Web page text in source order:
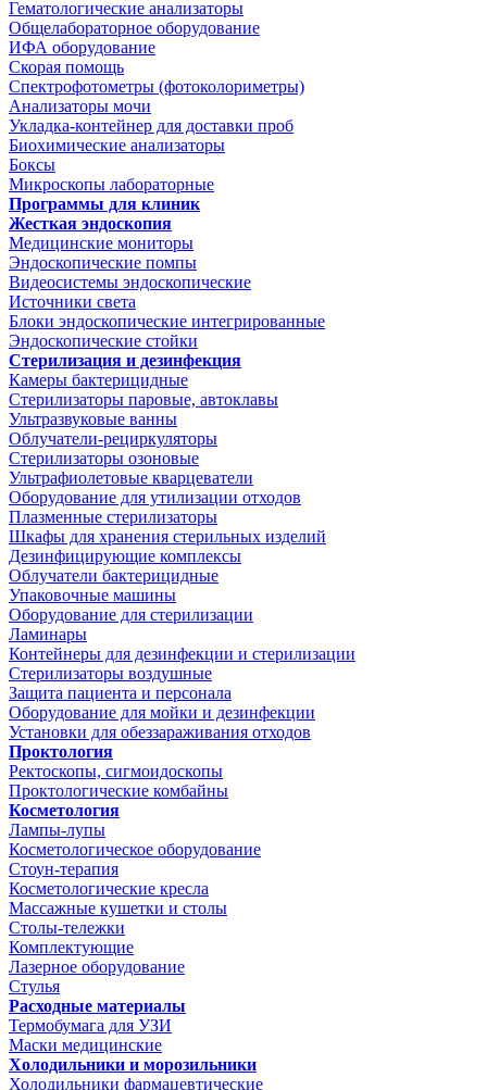
Гематологические анализаторы
Общелабораторное оборудование
ИФА оборудование
Скорая помощь
Спектрофотометры (фотоколориметры)
Анализаторы мочи
Укладка-контейнер для доставки проб
Биохимические анализаторы
Боксы
Микроскопы лабораторные
Программы для клиник
Жесткая эндоскопия
Медицинские мониторы
Эндоскопические помпы
Видеосистемы эндоскопические
Источники света
Блоки эндоскопические интегрированные
Эндоскопические стойки
Стерилизация и дезинфекция
Камеры бактерицидные
Стерилизаторы паровые, автоклавы
Ультразвуковые ванны
Облучатели-рециркуляторы
Стерилизаторы озоновые
Ультрафиолетовые кварцеватели
Оборудование для утилизации отходов
Плазменные стерилизаторы
Шкафы для хранения стерильных изделий
Дезинфицирующие комплексы
Облучатели бактерицидные
Упаковочные машины
Оборудование для стерилизации
Ламинары
Контейнеры для дезинфекции и стерилизации
Стерилизаторы воздушные
Защита пациента и персонала
Оборудование для мойки и дезинфекции
Установки для обеззараживания отходов
Проктология
Ректоскопы, сигмоидоскопы
Проктологические комбайны
Косметология
Лампы-лупы
Косметологическое оборудование
Стоун-терапия
Косметологические кресла
Массажные кушетки и столы
Столы-тележки
Комплектующие
Лазерное оборудование
Стулья
Расходные материалы
Термобумага для УЗИ
Маски медицинские
Холодильники и морозильники
Холодильники фармацевтические